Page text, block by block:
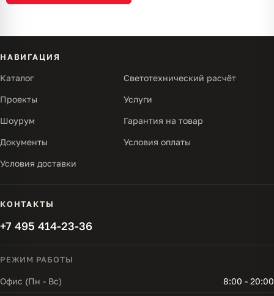
НАВИГАЦИЯ
Каталог Светотехнический расчёт
Проекты Услуги
Шоурум Гарантия на товар
Документы Условия оплаты
Условия доставки
КОНТАКТЫ
+7 495 414-23-36
РЕЖИМ РАБОТЫ
Офис (Пн - Вс) 8:00 - 20:00